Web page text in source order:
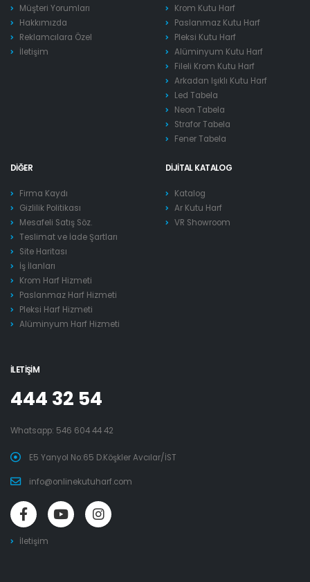
Müşteri Yorumları
Hakkımızda
Reklamcılara Özel
İletişim
Krom Kutu Harf
Paslanmaz Kutu Harf
Pleksi Kutu Harf
Alüminyum Kutu Harf
Fileli Krom Kutu Harf
Arkadan Işıklı Kutu Harf
Led Tabela
Neon Tabela
Strafor Tabela
Fener Tabela
DIĞER
Firma Kaydı
Gizlilik Politikası
Mesafeli Satış Söz.
Teslimat ve İade Şartları
Site Haritası
İş İlanları
Krom Harf Hizmeti
Paslanmaz Harf Hizmeti
Pleksi Harf Hizmeti
Alüminyum Harf Hizmeti
DIJITAL KATALOG
Katalog
Ar Kutu Harf
VR Showroom
İLETIŞIM
444 32 54
Whatsapp: 546 604 44 42
E5 Yanyol No:65 D.Köşkler Avcılar/İST
info@onlinekutuharf.com
İletişim